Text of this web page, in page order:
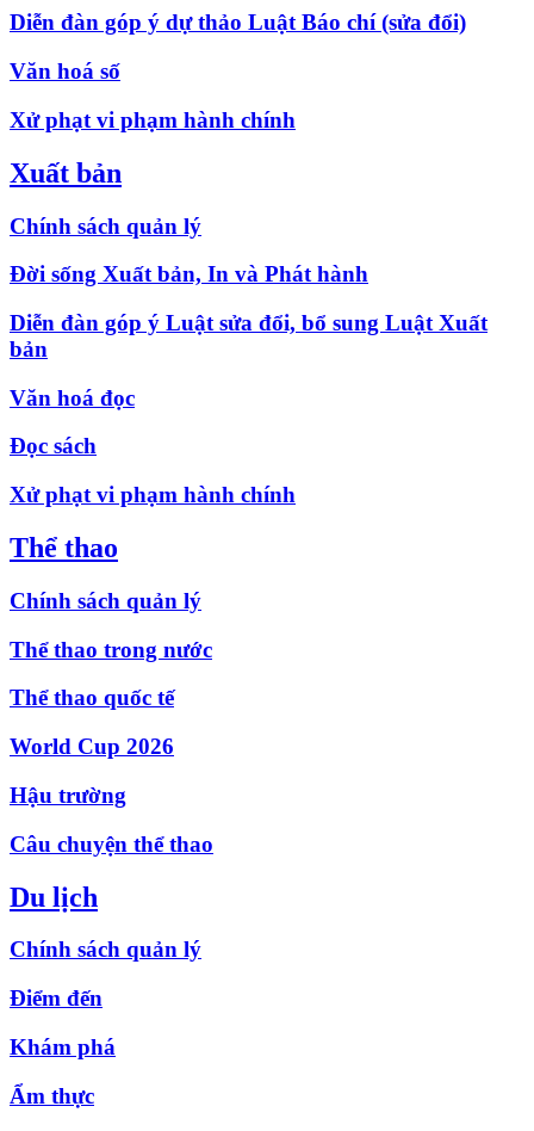
Diễn đàn góp ý dự thảo Luật Báo chí (sửa đổi)
Văn hoá số
Xử phạt vi phạm hành chính
Xuất bản
Chính sách quản lý
Đời sống Xuất bản, In và Phát hành
Diễn đàn góp ý Luật sửa đổi, bổ sung Luật Xuất
bản
Văn hoá đọc
Đọc sách
Xử phạt vi phạm hành chính
Thể thao
Chính sách quản lý
Thể thao trong nước
Thể thao quốc tế
World Cup 2026
Hậu trường
Câu chuyện thể thao
Du lịch
Chính sách quản lý
Điểm đến
Khám phá
Ẩm thực